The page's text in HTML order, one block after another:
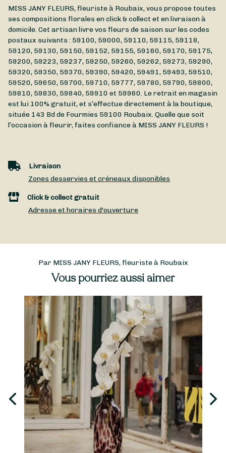
MISS JANY FLEURS, fleuriste à Roubaix, vous propose toutes
ses compositions florales en click & collect et en livraison à
domicile. Cet artisan livre vos fleurs de saison sur les codes
postaux suivants : 59100, 59000, 59110, 59115, 59118,
59120, 59130, 59150, 59152, 59155, 59160, 59170, 59175,
59200, 59223, 59237, 59250, 59260, 59262, 59273, 59290,
59320, 59350, 59370, 59390, 59420, 59491, 59493, 59510,
59520, 59650, 59700, 59710, 59777, 59780, 59790, 59800,
59810, 59830, 59840, 59910 et 59960. Le retrait en magasin
est lui 100% gratuit, et s’effectue directement à la boutique,
située 143 Bd de Fourmies 59100 Roubaix. Quelle que soit
l’occasion à fleurir, faites confiance à MISS JANY FLEURS !
Livraison
Zones desservies et créneaux disponibles
Click & collect gratuit
Adresse et horaires d'ouverture
Par MISS JANY FLEURS, fleuriste à Roubaix
Vous pourriez aussi aimer